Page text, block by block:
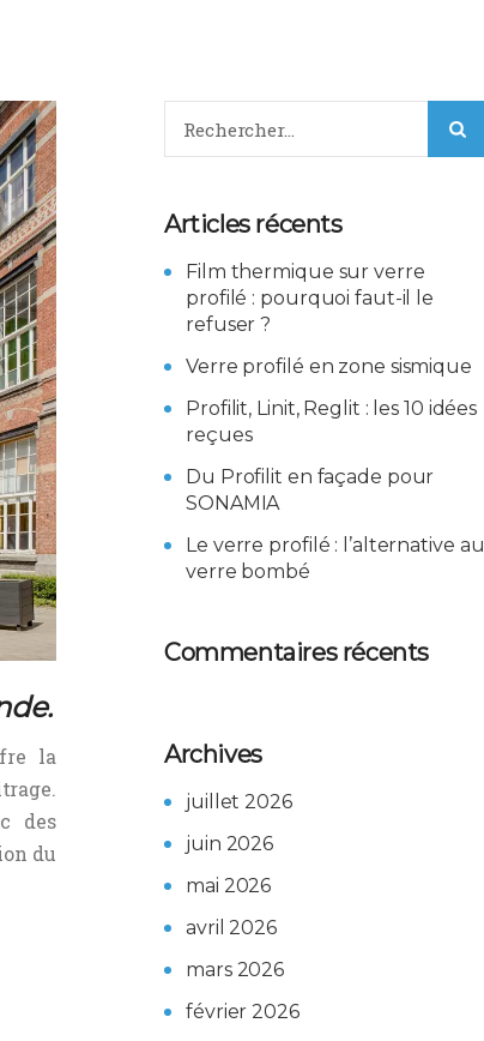
la
des
du
Articles récents
Film thermique sur verre
profilé : pourquoi faut-il le
refuser ?
Verre profilé en zone sismique
Profilit, Linit, Reglit : les 10 idées
reçues
Du Profilit en façade pour
SONAMIA
Le verre profilé : l’alternative au
verre bombé
Commentaires récents
Archives
juillet 2026
juin 2026
mai 2026
avril 2026
mars 2026
février 2026